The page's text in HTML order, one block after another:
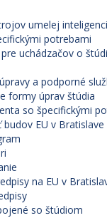
umelej
potrebami
uchádzačov o
a podporné
formy úprav štúdia
so špecifickými
budov EU v Bratislave
na EU v
so štúdiom